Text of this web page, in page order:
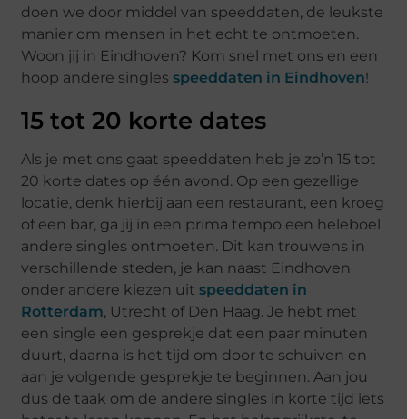
doen we door middel van speeddaten, de leukste
manier om mensen in het echt te ontmoeten.
Woon jij in Eindhoven? Kom snel met ons en een
hoop andere singlesspeeddaten in Eindhoven!
15 tot 20 korte dates
Als je met ons gaat speeddaten heb je zo’n 15 tot
20 korte dates op één avond. Op een gezellige
locatie, denk hierbij aan een restaurant, een kroeg
of een bar, ga jij in een prima tempo een heleboel
andere singles ontmoeten. Dit kan trouwens in
verschillende steden, je kan naast Eindhoven
onder andere kiezen uitspeeddaten in
Rotterdam, Utrecht of Den Haag. Je hebt met
een single een gesprekje dat een paar minuten
duurt, daarna is het tijd om door te schuiven en
aan je volgende gesprekje te beginnen. Aan jou
dus de taak om de andere singles in korte tijd iets